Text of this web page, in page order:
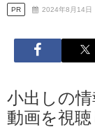
PR 2024年8月14日
小出しの
動画を視聴